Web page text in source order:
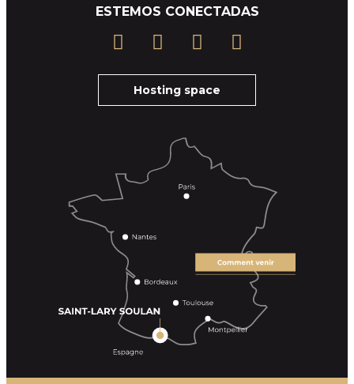
ESTEMOS CONECTADAS
Hosting space